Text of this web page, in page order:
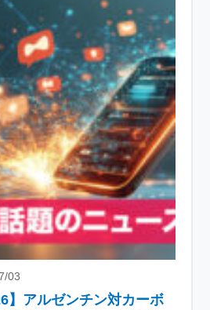
03
】アルゼンチン対カーボ